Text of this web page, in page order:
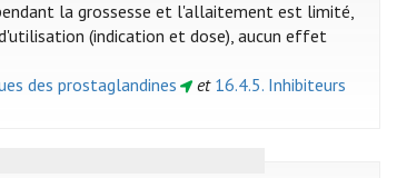
la grossesse et l'allaitement est limité,
(indication et dose), aucun effet
des prostaglandines et 16.4.5. Inhibiteurs